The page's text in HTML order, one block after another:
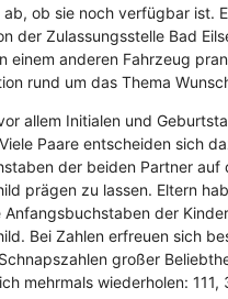
ob sie noch verfügbar ist.
der Zulassungsstelle Bad
einem anderen Fahrzeug
rund um das Thema
allem Initialen und
Paare entscheiden sich
der beiden Partner auf
prägen zu lassen. Eltern
der
Bei Zahlen erfreuen sich
großer
mehrmals wiederholen: